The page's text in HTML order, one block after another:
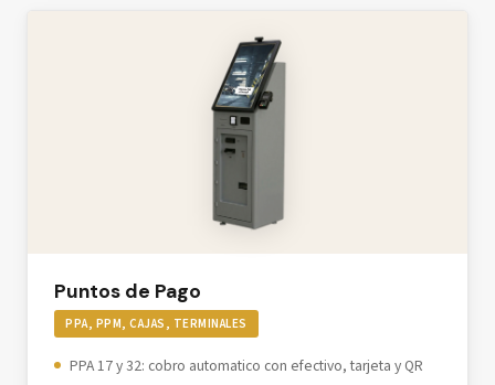
Puntos de Pago
PPA, PPM, CAJAS, TERMINALES
PPA 17 y 32: cobro automatico con efectivo, tarjeta y QR